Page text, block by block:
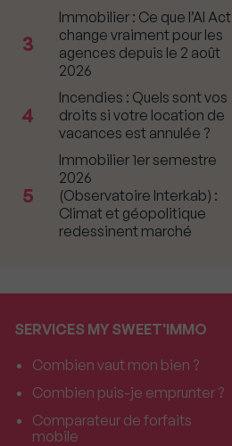
3
Immobilier : Ce que l’AI Act
change vraiment pour les
agences depuis le 2 août
2026
4
Incendies : Quels sont vos
droits si votre location de
vacances est annulée ?
5
Immobilier 1er semestre
2026
(Observatoire Interkab) :
Climat et géopolitique
redessinent marché
SERVICES MY SWEET'IMMO
Combien vaut mon bien ?
Combien puis-je emprunter ?
Comparateur de forfaits
mobile